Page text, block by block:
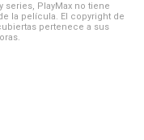
PlayMax no tiene
la película. El copyright de
pertenece a sus